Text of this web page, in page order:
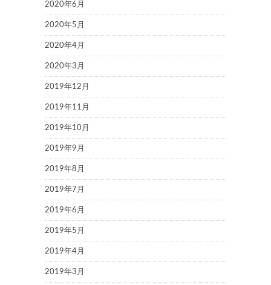
2020年6月
2020年5月
2020年4月
2020年3月
2019年12月
2019年11月
2019年10月
2019年9月
2019年8月
2019年7月
2019年6月
2019年5月
2019年4月
2019年3月